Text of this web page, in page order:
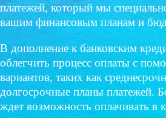
платежей, который мы
вашим финансовым планам и
В дополнение к банковским
облегчить процесс оплаты с
вариантов, таких как
долгосрочные планы платежей.
ждет возможность оплачивать в